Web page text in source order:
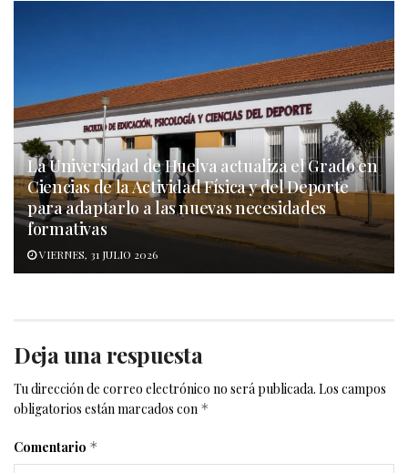
La Universidad de Huelva actualiza el Grado en
Ciencias de la Actividad Física y del Deporte
para adaptarlo a las nuevas necesidades
formativas
VIERNES, 31 JULIO 2026
Deja una respuesta
Tu dirección de correo electrónico no será publicada. Los campos
obligatorios están marcados con *
Comentario *